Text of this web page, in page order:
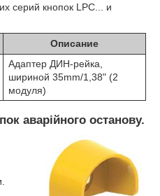
серий кнопок LPC... и
Описание
Адаптер ДИН-рейка,
шириной 35mm/1,38" (2
модуля)
аварійного останову.